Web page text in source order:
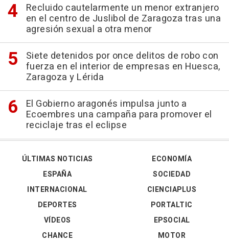
Recluido cautelarmente un menor extranjero
en el centro de Juslibol de Zaragoza tras una
agresión sexual a otra menor
Siete detenidos por once delitos de robo con
fuerza en el interior de empresas en Huesca,
Zaragoza y Lérida
El Gobierno aragonés impulsa junto a
Ecoembres una campaña para promover el
reciclaje tras el eclipse
ÚLTIMAS NOTICIAS
ESPAÑA
INTERNACIONAL
DEPORTES
VÍDEOS
ECONOMÍA
SOCIEDAD
CIENCIAPLUS
PORTALTIC
EPSOCIAL
CHANCE
MOTOR